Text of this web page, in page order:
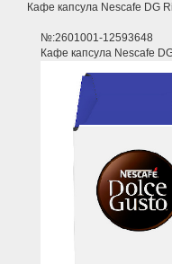
Кафе капсула Nescafe DG
№:2601001-12593648
Кафе капсула Nescafe